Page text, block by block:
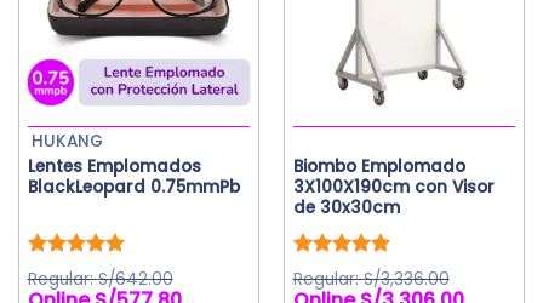
página
de
producto
Lentes Emplomados
BlackLeopard 0.75mmPb
Valorado
con5.00
HUKANG
S/642.00
Biombo Emplomado
3X100X190cm con Visor
de 30x30cm
Valorado
con5.00S/3,336.00